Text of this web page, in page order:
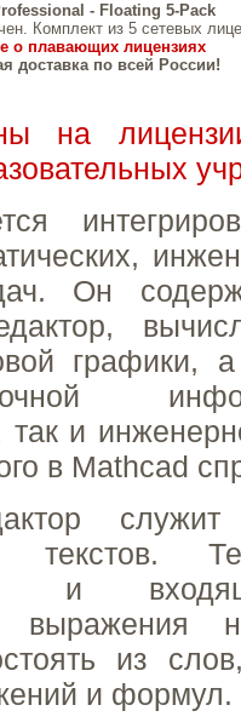
- Floating 5-Pack
Комплект из 5 сетевых
о плавающих лицензиях
доставка по всей России!
на
Он
графики,
так и
в Mathcad
текстов.
и
выражения
из
и формул.